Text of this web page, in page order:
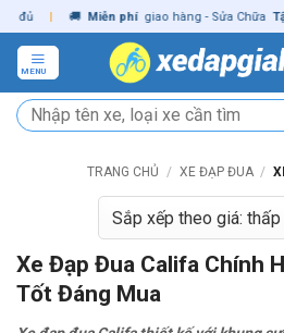
Skip
to
content
🚚 Miễn phí giao hàng - Sửa Chữa Tận Nhà
MENU
Tìm
kiếm:
TRANG CHỦ / XE ĐẠP ĐUA /
Xe Đạp Đua Califa Chính
Tốt Đáng Mua